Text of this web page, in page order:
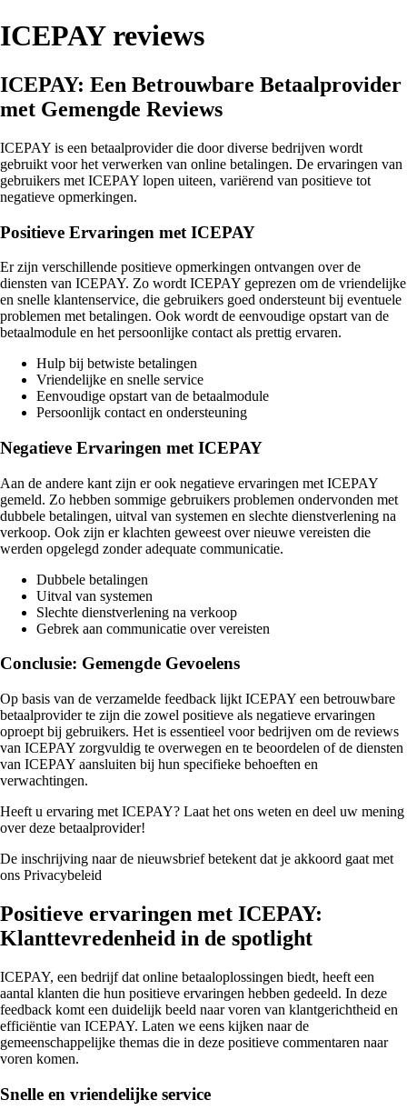
ICEPAY reviews
ICEPAY: Een Betrouwbare Betaalprovider
met Gemengde Reviews
ICEPAY is een betaalprovider die door diverse bedrijven wordt
gebruikt voor het verwerken van online betalingen. De ervaringen van
gebruikers met ICEPAY lopen uiteen, variërend van positieve tot
negatieve opmerkingen.
Positieve Ervaringen met ICEPAY
Er zijn verschillende positieve opmerkingen ontvangen over de
diensten van ICEPAY. Zo wordt ICEPAY geprezen om de vriendelijke
en snelle klantenservice, die gebruikers goed ondersteunt bij eventuele
problemen met betalingen. Ook wordt de eenvoudige opstart van de
betaalmodule en het persoonlijke contact als prettig ervaren.
Hulp bij betwiste betalingen
Vriendelijke en snelle service
Eenvoudige opstart van de betaalmodule
Persoonlijk contact en ondersteuning
Negatieve Ervaringen met ICEPAY
Aan de andere kant zijn er ook negatieve ervaringen met ICEPAY
gemeld. Zo hebben sommige gebruikers problemen ondervonden met
dubbele betalingen, uitval van systemen en slechte dienstverlening na
verkoop. Ook zijn er klachten geweest over nieuwe vereisten die
werden opgelegd zonder adequate communicatie.
Dubbele betalingen
Uitval van systemen
Slechte dienstverlening na verkoop
Gebrek aan communicatie over vereisten
Conclusie: Gemengde Gevoelens
Op basis van de verzamelde feedback lijkt ICEPAY een betrouwbare
betaalprovider te zijn die zowel positieve als negatieve ervaringen
oproept bij gebruikers. Het is essentieel voor bedrijven om de reviews
van ICEPAY zorgvuldig te overwegen en te beoordelen of de diensten
van ICEPAY aansluiten bij hun specifieke behoeften en
verwachtingen.
Heeft u ervaring met ICEPAY? Laat het ons weten en deel uw mening
over deze betaalprovider!
De inschrijving naar de nieuwsbrief betekent dat je akkoord gaat met
ons Privacybeleid
Positieve ervaringen met ICEPAY:
Klanttevredenheid in de spotlight
ICEPAY, een bedrijf dat online betaaloplossingen biedt, heeft een
aantal klanten die hun positieve ervaringen hebben gedeeld. In deze
feedback komt een duidelijk beeld naar voren van klantgerichtheid en
efficiëntie van ICEPAY. Laten we eens kijken naar de
gemeenschappelijke themas die in deze positieve commentaren naar
voren komen.
Snelle en vriendelijke service